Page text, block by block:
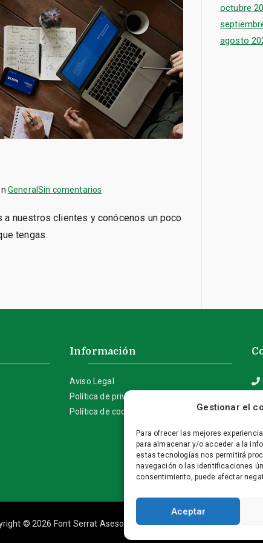
Gestionar el
Para ofrecer las mejores
para almacenar y/o acceder a la
estas tecnologías nos permitirá
navegación o las identificaciones
consentimiento, puede afectar
Aceptar
GeneralSin comentarios
web!
nuestros clientes y conócenos un poco
tengas.
octubre
agosto
Información
Aviso Legal
Política de privacidad
Política de cookies (UE)
© 2026 Font Serrat Asesores